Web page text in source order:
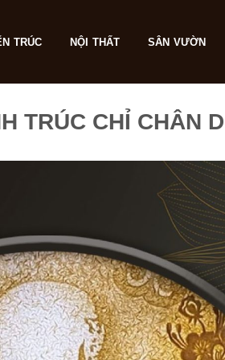
TRÚC NỘI THẤT SÂN VƯỜN
TRÚC CHỈ CHÂN